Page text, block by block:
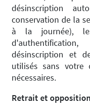
désinscription
conservation de la
à la journée),
désinscription et
utilisés sans votre
nécessaires.
Retrait et opposition